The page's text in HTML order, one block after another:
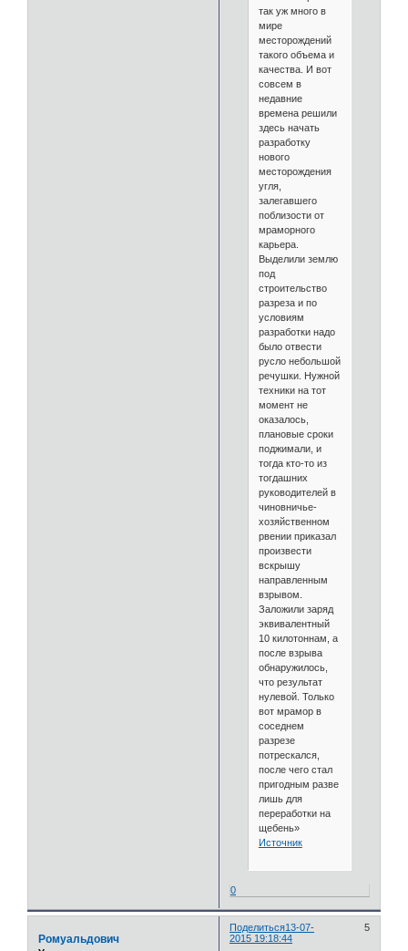
так уж много в
мире
месторождений
такого объема и
качества. И вот
совсем в
недавние
времена решили
здесь начать
разработку
нового
месторождения
угля,
залегавшего
поблизости от
мраморного
карьера.
Выделили землю
под
строительство
разреза и по
условиям
разработки надо
было отвести
русло небольшой
речушки. Нужной
техники на тот
момент не
оказалось,
плановые сроки
поджимали, и
тогда кто-то из
тогдашних
руководителей в
чиновничье-
хозяйственном
рвении приказал
произвести
вскрышу
направленным
взрывом.
Заложили заряд
эквивалентный
10 килотоннам, а
после взрыва
обнаружилось,
что результат
нулевой. Только
вот мрамор в
соседнем
разрезе
потрескался,
после чего стал
пригодным разве
лишь для
переработки на
щебень»
Источник
0
Поделиться 5
13-07-
2015 19:18:44
Ромуальдович